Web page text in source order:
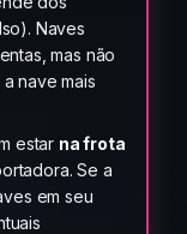
Naves
mas não
nave mais
estar na frota
Se a
em seu